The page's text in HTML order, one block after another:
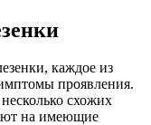
каждое из
проявления.
схожих
на имеющие